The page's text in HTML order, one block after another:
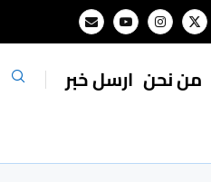
من نحن ارسل خبر